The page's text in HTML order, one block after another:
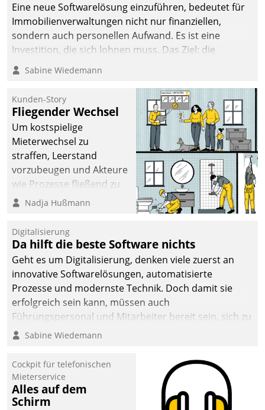
Eine neue Softwarelösung einzuführen, bedeutet für
Immobilienverwaltungen nicht nur finanziellen,
sondern auch personellen Aufwand. Es ist eine
Investition, die sich lohnen muss. Das Ziel: die
nachhaltige Optimierung der Geschäftsabläufe. Damit
dieses Ziel erreicht wird, sollten einige Grundregeln
Sabine Wiedemann
Kunden-Story
Fliegender Wechsel
Um kostspielige
Mieterwechsel zu
straffen, Leerstand
vorzubeugen und Akteure
wie Prozesse fließend zu
vernetzen, nutzt die
Jahresbeginn eine
Überblick, Einsicht und
Eingriff bietende Lösung.
Zur Entwicklung setzte
man auf
Cloudtechnologie,
bewährte und Startup-
agile Projektmethoden.
Nadja Hußmann
Digitalisierung
Da hilft die beste Software nichts
Geht es um Digitalisierung, denken viele zuerst an
innovative Softwarelösungen, automatisierte
Prozesse und modernste Technik. Doch damit sie
erfolgreich sein kann, müssen auch
Führungspersonal und Mitarbeiter bereit sein, sich zu
verändern und anzupassen, sonst werden sie an ihr
Sabine Wiedemann
Cockpit für telefonischen
Mieterservice
Alles auf dem
Schirm